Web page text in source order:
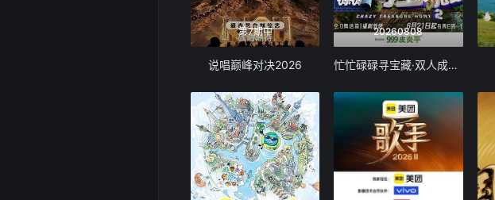
第7期中
说唱巅峰对决2026
20260808
忙忙碌碌寻宝藏·双人成行季